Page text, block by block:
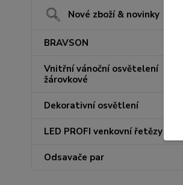
Nové zboží & novinky
BRAVSON
Vnitřní vánoční osvětelení
žárovkové
Dekorativní osvětlení
LED PROFI venkovní řetězy
Odsavače par